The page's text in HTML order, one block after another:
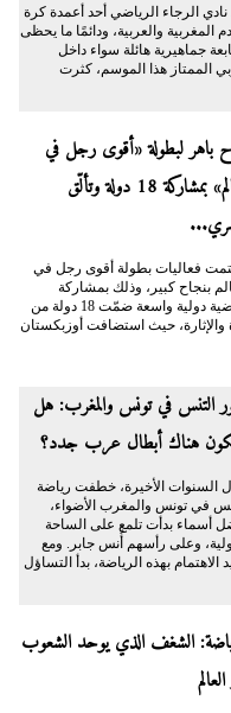
نادي الرجاء الرياضي أحد أعمدة كرة
المغربية والعربية، ودائمًا ما يحظى
جماهيرية هائلة سواء داخل
الممتاز هذا الموسم، كثرت
باهر لبطولة «أقوى رجل في
العالم» بمشاركة 18 دولة وتألّق
فعاليات بطولة أقوى رجل في
بنجاح كبير، وذلك بمشاركة
رياضية دولية واسعة ضمّت 18 دولة من
والإثارة، حيث استضافت أوزبكستان
التنس في تونس والمغرب: هل
هناك أبطال عرب جدد؟
السنوات الأخيرة، خطفت رياضة
في تونس والمغرب الأضواء،
أسماء بدأت تلمع على الساحة
وعلى رأسهم أُنس جابر. ومع
الاهتمام بهذه الرياضة، بدأ التساؤل
الشغف الذي يوحد الشعوب